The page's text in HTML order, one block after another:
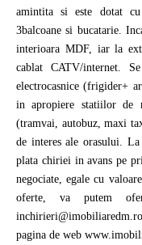
amintita si este dotat
3balcoane si bucatarie.
interioara MDF, iar la
cablat CATV/internet.
electrocasnice (frigider+
in apropiere statiilor de
(tramvai, autobuz, maxi
de interes ale orasului.
plata chiriei in avans pe
negociate, egale cu
oferte, va putem
pagina de web